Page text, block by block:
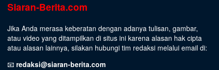
Siaran-Berita.com
Jika Anda merasa keberatan dengan adanya tulisan, gambar,
atau video yang ditampilkan di situs ini karena alasan hak cipta
atau alasan lainnya, silakan hubungi tim redaksi melalui email di:
📧 redaksi@siaran-berita.com